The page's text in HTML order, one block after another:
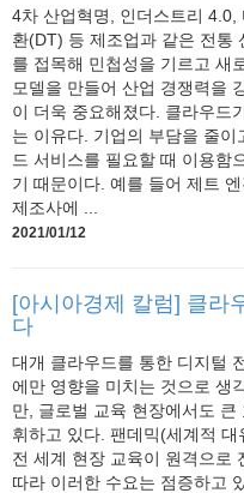
4차 산업혁명, 인더스트리 4.0,
환(DT) 등 제조업과 같은 전통
를 접목해 민첩성을 기르고 새
모델을 만들어 산업 경쟁력을
이 더욱 중요해졌다. 클라우드
는 이유다. 기업의 부담을 줄이
드 서비스를 필요할 때 이용함
기 때문이다. 예를 들어 제트
제조사에 ...
2021/01/12
[아시아경제 칼럼] 클라
다
대개 클라우드를 통한 디지털
에만 영향을 미치는 것으로 생
만, 글로벌 교육 현장에서도 큰
휘하고 있다. 팬데믹(세계적 대
전 세계 현장 교육이 원격으로
따라 이러한 수요는 점증하고